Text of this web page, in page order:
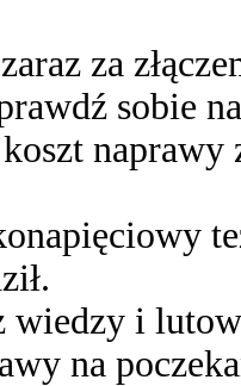
za
sobie
wiedzy i
na